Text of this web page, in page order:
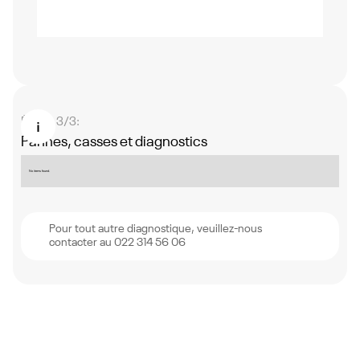
Étape 3/3:
Pannes, casses et diagnostics
No items found.
Pour tout autre diagnostique, veuillez-nous
contacter au 022 314 56 06